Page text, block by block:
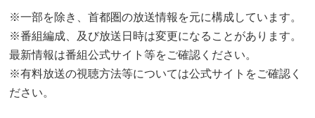
※一部を除き、首都圏の放送情報を元に構成しています。
※番組編成、及び放送日時は変更になることがあります。
最新情報は番組公式サイト等をご確認ください。
※有料放送の視聴方法等については公式サイトをご確認く
ださい。